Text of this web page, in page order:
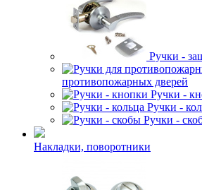
Ручки -
противопожарных дверей
Ручки -
Ручки -
Ручки -
Накладки, поворотники